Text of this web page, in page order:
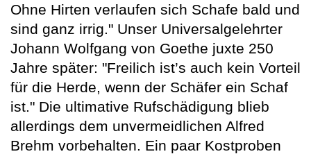
Ohne Hirten verlaufen sich Schafe bald und
sind ganz irrig." Unser Universalgelehrter
Johann Wolfgang von Goethe juxte 250
Jahre später: "Freilich ist’s auch kein Vorteil
für die Herde, wenn der Schäfer ein Schaf
ist." Die ultimative Rufschädigung blieb
allerdings dem unvermeidlichen Alfred
Brehm vorbehalten. Ein paar Kostproben